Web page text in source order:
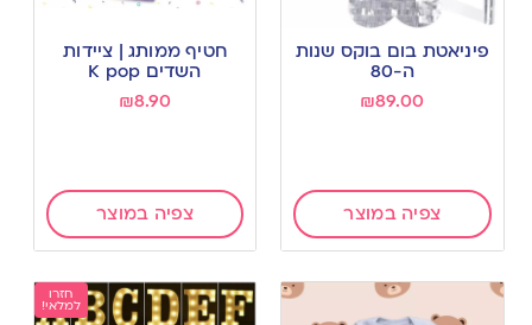
Add
to
wishlist
פיניאטת בום בוקס שנות
ה-80
₪89.00
צפיה במוצר
wishlist
חטיף ממותג | ציידות
השדים K pop
₪8.90
צפיה במוצר
חזרו
למלאי!